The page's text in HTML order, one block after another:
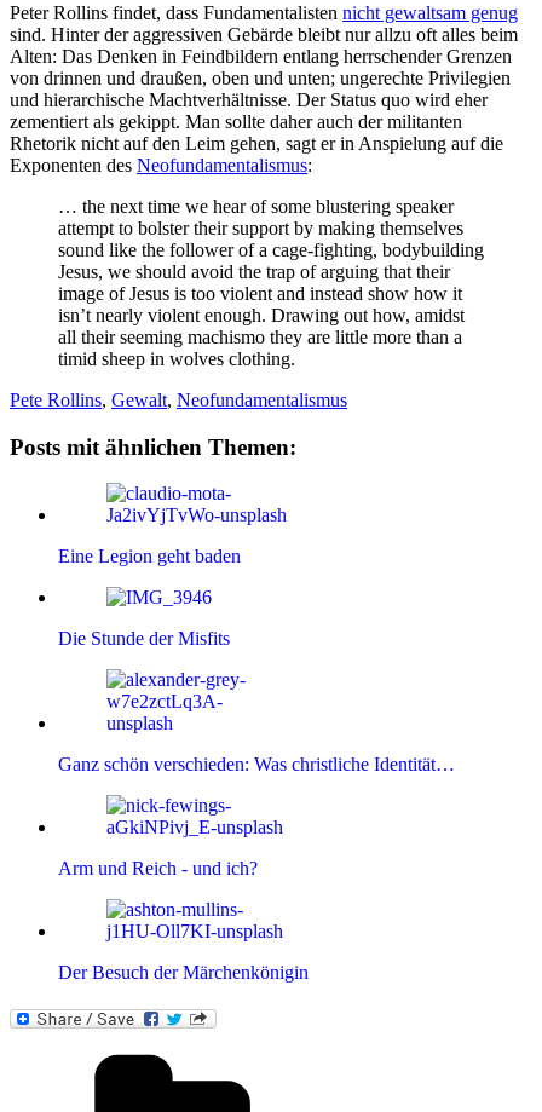
Peter Rollins findet, dass Fundamentalisten nicht gewaltsam genug
sind. Hinter der aggressiven Gebärde bleibt nur allzu oft alles beim
Alten: Das Denken in Feindbildern entlang herrschender Grenzen
von drinnen und draußen, oben und unten; ungerechte Privilegien
und hierarchische Machtverhältnisse. Der Status quo wird eher
zementiert als gekippt. Man sollte daher auch der militanten
Rhetorik nicht auf den Leim gehen, sagt er in Anspielung auf die
Exponenten des Neofundamentalismus:
… the next time we hear of some blustering speaker
attempt to bolster their support by making themselves
sound like the follower of a cage-fighting, bodybuilding
Jesus, we should avoid the trap of arguing that their
image of Jesus is too violent and instead show how it
isn’t nearly violent enough. Drawing out how, amidst
all their seeming machismo they are little more than a
timid sheep in wolves clothing.
Pete Rollins, Gewalt, Neofundamentalismus
Posts mit ähnlichen Themen:
Eine Legion geht baden
Die Stunde der Misfits
Ganz schön verschieden: Was christliche Identität…
Arm und Reich - und ich?
Der Besuch der Märchenkönigin